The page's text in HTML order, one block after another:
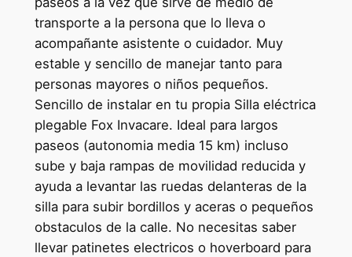
transporte a la persona que lo lleva o
acompañante asistente o cuidador. Muy
estable y sencillo de manejar tanto para
personas mayores o niños pequeños.
Sencillo de instalar en tu propia Silla eléctrica
plegable Fox Invacare. Ideal para largos
paseos (autonomia media 15 km) incluso
sube y baja rampas de movilidad reducida y
ayuda a levantar las ruedas delanteras de la
silla para subir bordillos y aceras o pequeños
obstaculos de la calle. No necesitas saber
llevar patinetes electricos o hoverboard para